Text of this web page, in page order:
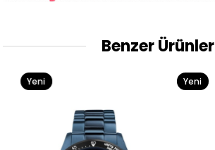
Benzer Ürünler
Yeni
Yeni